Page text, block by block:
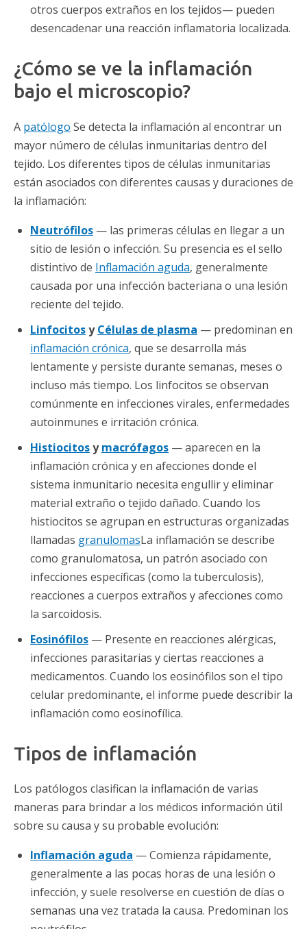
otros cuerpos extraños en los tejidos— pueden
desencadenar una reacción inflamatoria localizada.
¿Cómo se ve la inflamación
bajo el microscopio?
A patólogo Se detecta la inflamación al encontrar un
mayor número de células inmunitarias dentro del
tejido. Los diferentes tipos de células inmunitarias
están asociados con diferentes causas y duraciones de
la inflamación:
Neutrófilos — las primeras células en llegar a un
sitio de lesión o infección. Su presencia es el sello
distintivo de Inflamación aguda, generalmente
causada por una infección bacteriana o una lesión
reciente del tejido.
LinfocitosyCélulas de plasma — predominan en
inflamación crónica, que se desarrolla más
lentamente y persiste durante semanas, meses o
incluso más tiempo. Los linfocitos se observan
comúnmente en infecciones virales, enfermedades
autoinmunes e irritación crónica.
Histiocitosymacrófagos — aparecen en la
inflamación crónica y en afecciones donde el
sistema inmunitario necesita engullir y eliminar
material extraño o tejido dañado. Cuando los
histiocitos se agrupan en estructuras organizadas
llamadas granulomasLa inflamación se describe
como granulomatosa, un patrón asociado con
infecciones específicas (como la tuberculosis),
reacciones a cuerpos extraños y afecciones como
la sarcoidosis.
Eosinófilos — Presente en reacciones alérgicas,
infecciones parasitarias y ciertas reacciones a
medicamentos. Cuando los eosinófilos son el tipo
celular predominante, el informe puede describir la
inflamación como eosinofílica.
Tipos de inflamación
Los patólogos clasifican la inflamación de varias
maneras para brindar a los médicos información útil
sobre su causa y su probable evolución:
Inflamación aguda — Comienza rápidamente,
generalmente a las pocas horas de una lesión o
infección, y suele resolverse en cuestión de días o
semanas una vez tratada la causa. Predominan los